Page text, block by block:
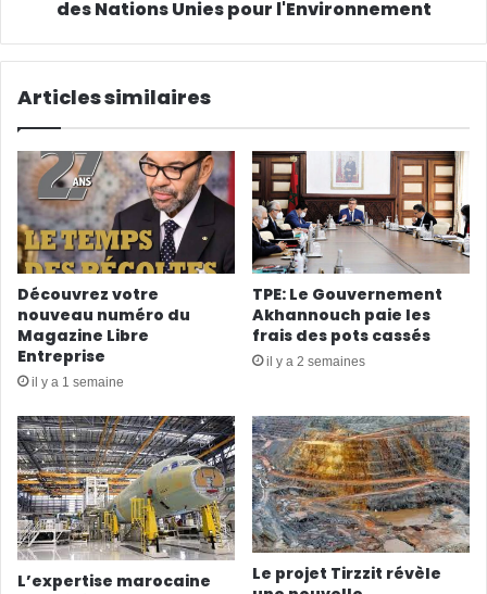
des Nations Unies pour l'Environnement
Articles similaires
Découvrez votre
nouveau numéro du
Magazine Libre
Entreprise
il y a 1 semaine
TPE: Le Gouvernement
Akhannouch paie les
frais des pots cassés
il y a 2 semaines
L’expertise marocaine
Le projet Tirzzit révèle